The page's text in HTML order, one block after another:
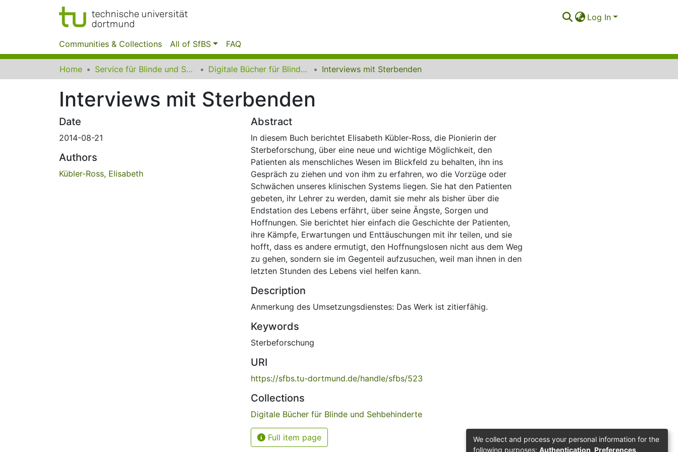
Log In
Communities & Collections All of SfBS FAQ
Home Service für Blinde und Sehbehinderte der UB Dortmund Digitale Bücher für Blinde und Sehbehinderte Interviews mit Sterbenden
Interviews mit Sterbenden
Date
2014-08-21
Authors
Kübler-Ross, Elisabeth
Abstract
In diesem Buch berichtet Elisabeth Kübler-Ross, die Pionierin der
Sterbeforschung, über eine neue und wichtige Möglichkeit, den
Patienten als menschliches Wesen im Blickfeld zu behalten, ihn ins
Gespräch zu ziehen und von ihm zu erfahren, wo die Vorzüge oder
Schwächen unseres klinischen Systems liegen. Sie hat den Patienten
gebeten, ihr Lehrer zu werden, damit sie mehr als bisher über die
Endstation des Lebens erfährt, über seine Ängste, Sorgen und
Hoffnungen. Sie berichtet hier einfach die Geschichte der Patienten,
ihre Kämpfe, Erwartungen und Enttäuschungen mit ihr teilen, und sie
hofft, dass es andere ermutigt, den Hoffnungslosen nicht aus dem Weg
zu gehen, sondern sie im Gegenteil aufzusuchen, weil man ihnen in den
letzten Stunden des Lebens viel helfen kann.
Description
Anmerkung des Umsetzungsdienstes: Das Werk ist zitierfähig.
Keywords
Sterbeforschung
URI
https://sfbs.tu-dortmund.de/handle/sfbs/523
Collections
Digitale Bücher für Blinde und Sehbehinderte
Full item page
We collect and process your personal information for the
following purposes: Authentication, Preferences,